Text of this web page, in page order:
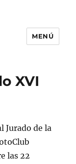
MENÚ
XVI
Jurado de la
las 22